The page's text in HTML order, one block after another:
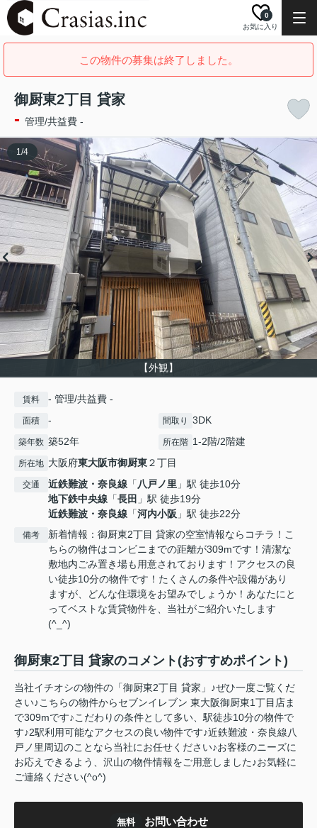
お気に入り
0
この物件の募集は終了しました。
御厨東2丁目 貸家
- 管理/共益費 -
【外観】
1/4
賃料 - 管理/共益費 -
面積 - 間取り 3DK
築年数 築52年 所在階 1-2階/2階建
所在地 大阪府東大阪市御厨東２丁目
交通 近鉄難波・奈良線 「八戸ノ里 」駅 徒歩10分
地下鉄中央線 「長田 」駅 徒歩19分
近鉄難波・奈良線 「河内小阪 」駅 徒歩22分
備考
新着情報：御厨東2丁目 貸家の空室情報ならコチラ！こ
ちらの物件はコンビニまでの距離が309mです！清潔な
敷地内ごみ置き場も用意されております！アクセスの良
い徒歩10分の物件です！たくさんの条件や設備があり
ますが、どんな住環境をお望みでしょうか！あなたにと
ってベストな賃貸物件を、当社がご紹介いたします
(^_^)
御厨東2丁目 貸家のコメント(おすすめポイント)
当社イチオシの物件の「御厨東2丁目 貸家」♪ぜひ一度ご覧くだ
さい♪こちらの物件からセブンイレブン 東大阪御厨東1丁目店ま
で309mです♪こだわりの条件として多い、駅徒歩10分の物件で
す♪2駅利用可能なアクセスの良い物件です♪近鉄難波・奈良線八
戸ノ里周辺のことなら当社にお任せください♪お客様のニーズに
お応えできるよう、沢山の物件情報をご用意しました♪お気軽に
ご連絡ください(^o^)
無料 お問い合わせ